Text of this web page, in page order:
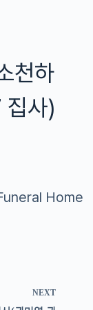
천하
집사)
Home
NEXT